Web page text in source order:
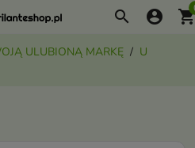
search account_circle
ULUBIONĄ MARKĘ
U